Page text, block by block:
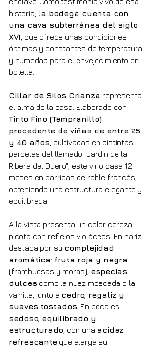
historia, la bodega cuenta con
una cava subterránea del siglo
XVI , que ofrece unas condiciones
óptimas y constantes de temperatura
y humedad para el envejecimiento en
botella.
Cillar de Silos Crianza representa
el alma de la casa. Elaborado con
Tinto Fino (Tempranillo)
procedente de viñas de entre 25
y 40 años , cultivadas en distintas
parcelas del llamado "Jardín de la
Ribera del Duero", este vino pasa 12
meses en barricas de roble francés,
obteniendo una estructura elegante y
equilibrada.
A la vista presenta un color cereza
picota con reflejos violáceos. En nariz
destaca por su complejidad
aromática: fruta roja y negra
(frambuesas y moras), especias
dulces como la nuez moscada o la
vainilla, junto a cedro, regaliz y
suaves tostados . En boca es
sedoso, equilibrado y
estructurado , con una acidez
refrescante que alarga su